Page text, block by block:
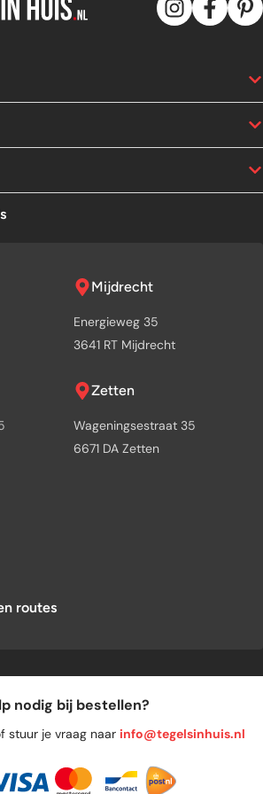
Mijdrecht
Energieweg 35
3641 RT Mijdrecht
Zetten
Wageningsestraat 35
6671 DA Zetten
routes
nodig bij bestellen?
stuur je vraag naar info@tegelsinhuis.nl